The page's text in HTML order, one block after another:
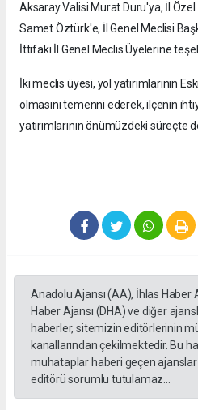
Aksaray Valisi Murat Duru'ya, İl
Samet Öztürk'e, İl Genel Meclisi
İttifakı İl Genel Meclis Üyelerine
İki meclis üyesi, yol yatırımlarının
olmasını temenni ederek, ilçenin
yatırımlarının önümüzdeki süreçte
Anadolu Ajansı (AA), İhlas Haber
Haber Ajansı (DHA) ve diğer
haberler, sitemizin editörlerinin
kanallarından çekilmektedir. Bu
muhataplar haberi geçen
editörü sorumlu tutulamaz...